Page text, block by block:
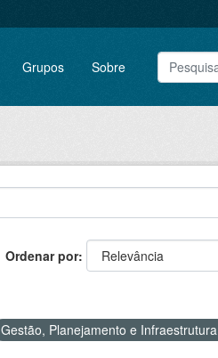
Grupos Sobre
Ordenar por
Gestão, Planejamento e Infraestrutura